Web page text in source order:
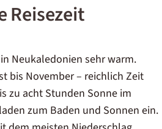
Reisezeit
Neukaledonien sehr warm.
bis November – reichlich Zeit
zu acht Stunden Sonne im
zum Baden und Sonnen ein.